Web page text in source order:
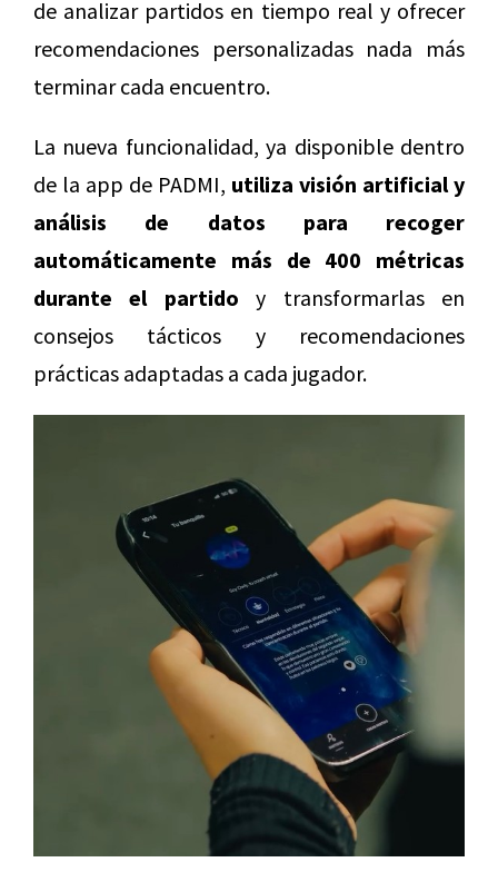
de analizar partidos en tiempo real y ofrecer
recomendaciones personalizadas nada más
terminar cada encuentro.
La nueva funcionalidad, ya disponible dentro
de la app de PADMI, utiliza visión artificial y
análisis de datos para recoger
automáticamente más de 400 métricas
durante el partido y transformarlas en
consejos tácticos y recomendaciones
prácticas adaptadas a cada jugador.